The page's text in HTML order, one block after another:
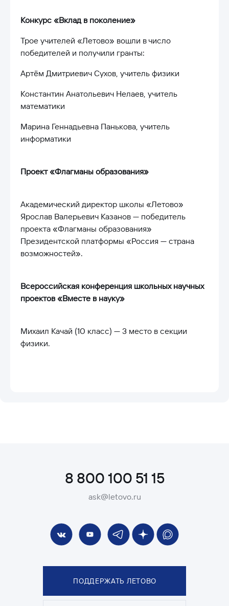
Конкурс «Вклад в поколение»
Трое учителей «Летово» вошли в число
победителей и получили гранты:
Артём Дмитриевич Сухов, учитель физики
Константин Анатольевич Нелаев, учитель
математики
Марина Геннадьевна Панькова, учитель
информатики
Проект «Флагманы образования»
Академический директор школы «Летово»
Ярослав Валерьевич Казанов — победитель
проектa «Флагманы образования»
Президентской платформы «Россия — страна
возможностей».
Всероссийская конференция школьных научных
проектов «Вместе в науку»
Михаил Качай (10 класс) — 3 место в секции
физики.
8 800 100 51 15
ask@letovo.ru
ПОДДЕРЖАТЬ ЛЕТОВО